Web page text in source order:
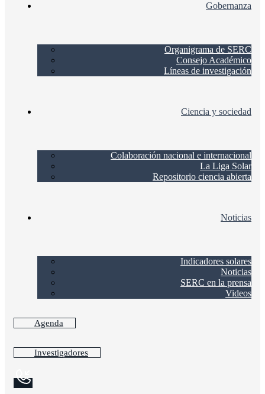
Gobernanza
Organigrama de SERC
Consejo Académico
Líneas de investigación
Ciencia y sociedad
Colaboración nacional e internacional
La Liga Solar
Repositorio ciencia abierta
Noticias
Indicadores solares
Noticias
SERC en la prensa
Videos
Agenda
Investigadores